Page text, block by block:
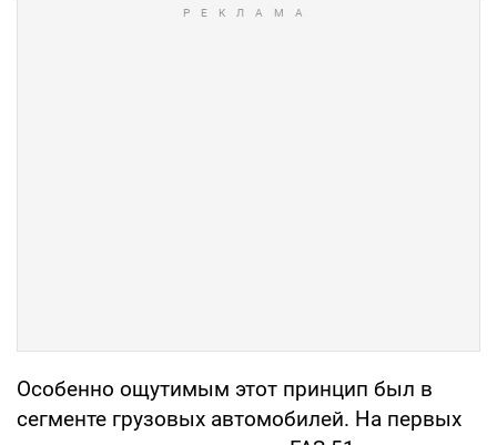
Особенно ощутимым этот принцип был в
сегменте грузовых автомобилей. На первых